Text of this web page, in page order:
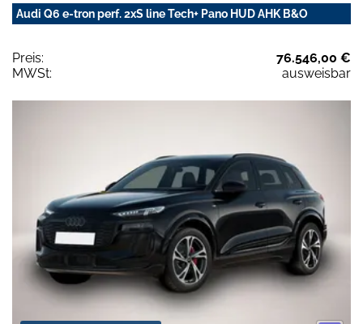
Audi Q6 e-tron perf. 2xS line Tech+ Pano HUD AHK B&O
Preis:
76.546,00 €
MWSt:
ausweisbar